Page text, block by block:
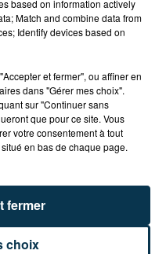
COMMUN POUR
PIERRE EKWAH
based on information actively
Match and combine data from
Identify devices based on
et fermer", ou affiner en
dans "Gérer mes choix".
sur "Continuer sans
que pour ce site. Vous
votre consentement à tout
en bas de chaque page.
choix
fermer